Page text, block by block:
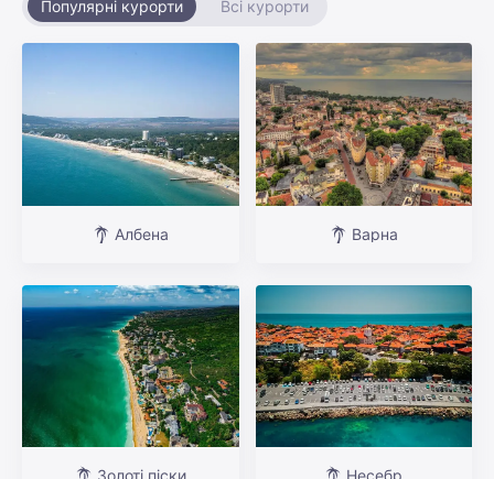
Популярні курорти Всі курорти
Албена Варна
Золоті піски Несебр